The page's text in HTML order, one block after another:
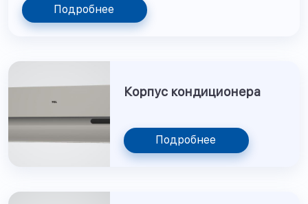
Подробнее
Корпус кондиционера
Подробнее